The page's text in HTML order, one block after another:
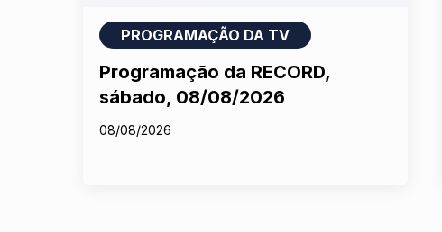
PROGRAMAÇÃO DA TV
Programação da RECORD,
sábado, 08/08/2026
08/08/2026